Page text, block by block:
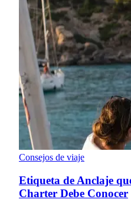
Consejos de viaje
Etiqueta de Anclaje
Charter Debe Conocer